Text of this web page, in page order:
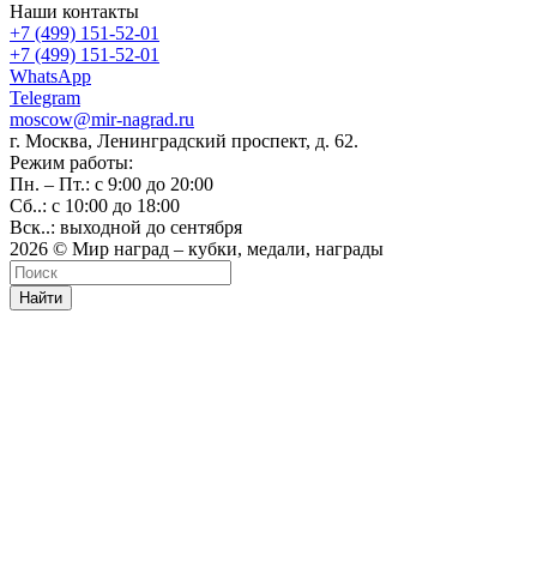
Наши контакты
+7 (499) 151-52-01
+7 (499) 151-52-01
WhatsApp
Telegram
moscow@mir-nagrad.ru
г. Москва, Ленинградский проспект, д. 62.
Режим работы:
Пн. – Пт.: с 9:00 до 20:00
Сб..: с 10:00 до 18:00
Вск..: выходной до сентября
2026 © Мир наград – кубки, медали, награды
Найти